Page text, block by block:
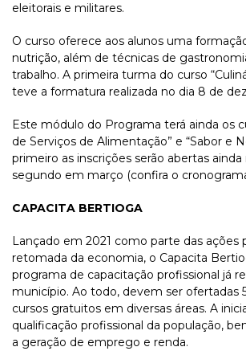
eleitorais e militares.
O curso oferece aos alunos uma
nutrição, além de técnicas de
trabalho. A primeira turma do curso
teve a formatura realizada no dia 8 de
Este módulo do Programa terá ainda os
de Serviços de Alimentação” e “Sabor e
primeiro as inscrições serão abertas
segundo em março (confira o
CAPACITA BERTIOGA
Lançado em 2021 como parte das ações
retomada da economia, o Capacita
programa de capacitação profissional já
município. Ao todo, devem ser ofertadas
cursos gratuitos em diversas áreas. A
qualificação profissional da população,
a geração de emprego e renda.